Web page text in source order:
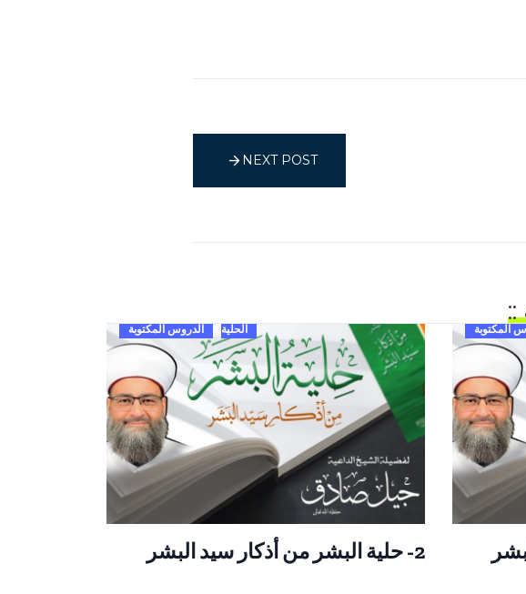
NEXT POST
::
المكتوبة الحلية الدروس المكتوبة
2- حلية البشر من أذكار سيد البشر